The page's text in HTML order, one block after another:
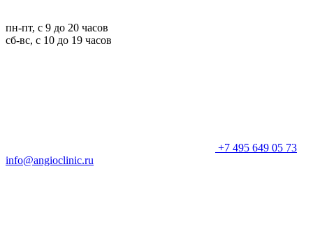
пн-пт, с 9 до 20 часов
сб-вс, с 10 до 19 часов
+7 495 649 05 73
info@angioclinic.ru